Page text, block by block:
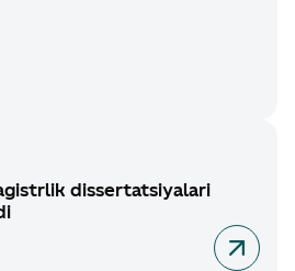
dissertatsiyalari